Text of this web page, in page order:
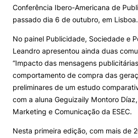
Candidaturas
Elogio / Sugestão / Reclamação
©2026 Instituto Politécnico de Coimbra. Todos
Conferência Ibero-Americana de
passado dia 6 de outubro, em Lisboa.
No painel Publicidade, Sociedade e
Leandro apresentou ainda duas
“Impacto das mensagens
comportamento de compra das
preliminares de um estudo
com a aluna Geguizaily Montoro
Marketing e Comunicação da ESEC.
Nesta primeira edição, com mais de